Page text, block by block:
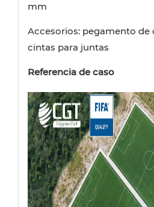
mm
Accesorios: pegamento
cintas para juntas
Referencia de caso